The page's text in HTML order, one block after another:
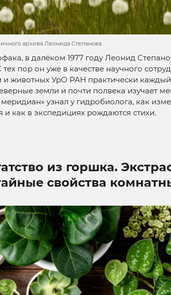
архива Леонида Степанова
в далёком 1977 году Леонид
пор он уже в качестве научного
и животных УрО РАН практически каждый
земли и почти полвека изучает
узнал у гидробиолога, как
и как в экспедициях рождаются стихи.
из горшка.
свойства